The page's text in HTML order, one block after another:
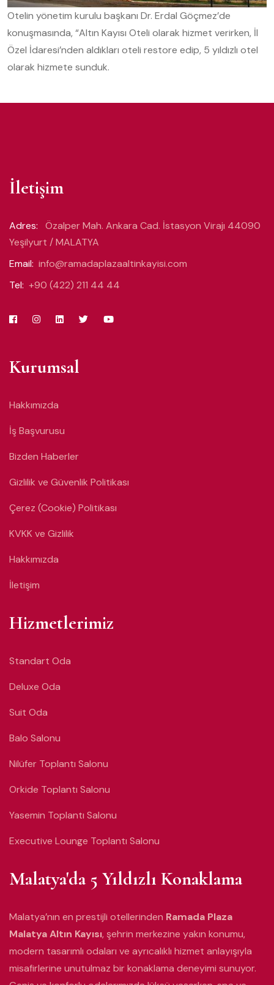
Otelin yönetim kurulu başkanı Dr. Erdal Göçmez’de
konuşmasında, “Altın Kayısı Oteli olarak hizmet verirken, İl
Özel İdaresi’nden aldıkları oteli restore edip, 5 yıldızlı otel
olarak hizmete sunduk.
İletişim
Adres:
Özalper Mah. Ankara Cad. İstasyon Virajı 44090
Yeşilyurt / MALATYA
Email: info@ramadaplazaaltinkayisi.com
Tel: +90 (422) 211 44 44
Kurumsal
Hakkımızda
İş Başvurusu
Bizden Haberler
Gizlilik ve Güvenlik Politikası
Çerez (Cookie) Politikası
KVKK ve Gizlilik
Hakkımızda
İletişim
Hizmetlerimiz
Standart Oda
Deluxe Oda
Suit Oda
Balo Salonu
Nilüfer Toplantı Salonu
Orkide Toplantı Salonu
Yasemin Toplantı Salonu
Executive Lounge Toplantı Salonu
Malatya'da 5 Yıldızlı Konaklama
Malatya’nın en prestijli otellerinden Ramada Plaza
Malatya Altın Kayısı, şehrin merkezine yakın konumu,
modern tasarımlı odaları ve ayrıcalıklı hizmet anlayışıyla
misafirlerine unutulmaz bir konaklama deneyimi sunuyor.